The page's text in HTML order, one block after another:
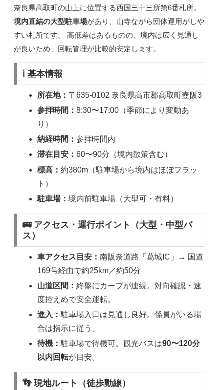
奈良県高取町の山上に位置する西国三十三所第6番札所。
境内直結の大型駐車場があり、山寺ながら団体運用がしや
すい札所です。 高低差はあるものの、境内は広く見通し
が良いため、回転管理が比較的安定します。
ℹ️ 基本情報
所在地： 〒635-0102 奈良県高市郡高取町壺阪3
参拝時間：8:30〜17:00（季節により変動あ
り）
納経時間：参拝時間内
滞在目安：60〜90分（境内散策含む）
標高：約380m（駐車場から境内はほぼフラッ
ト）
駐車場：境内前駐車場（大型可・有料）
🚌 アクセス・運行ポイント（大型・中型バ
ス）
車アクセス目安：南阪奈道路「葛城IC」→ 国道
169号経由で約25km／約50分
山道区間：終盤にカーブが連続。対向確認・速
度控えめで安全運転。
進入：駐車場入口は見通し良好。係員がいる場
合は指示に従う。
待機：駐車場で待機可。観光バスは90〜120分
以内回転が目安。
👣 現地ルート（徒歩動線）